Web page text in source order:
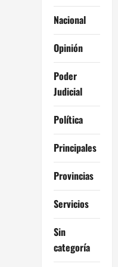
Nacional
Opinión
Poder
Judicial
Política
Principales
Provincias
Servicios
Sin
categoría